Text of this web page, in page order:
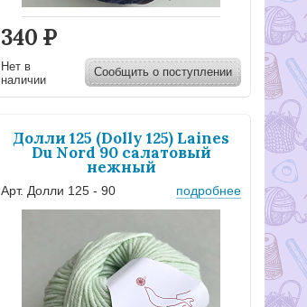
340 Р
Нет в
наличии
Сообщить о поступлении
Долли 125 (Dolly 125) Laines
Du Nord 90 салатовый
нежный
Арт. Долли 125 - 90 подробнее